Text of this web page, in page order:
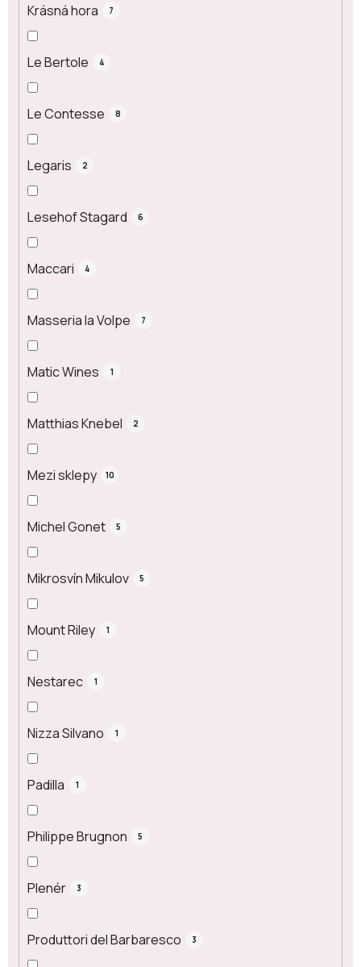
Krásná hora 7
Le Bertole 4
Le Contesse 8
Legaris 2
Lesehof Stagard 6
Maccari 4
Masseria la Volpe 7
Matic Wines 1
Matthias Knebel 2
Mezi sklepy 10
Michel Gonet 5
Mikrosvín Mikulov 5
Mount Riley 1
Nestarec 1
Nizza Silvano 1
Padilla 1
Philippe Brugnon 5
Plenér 3
Produttori del Barbaresco 3